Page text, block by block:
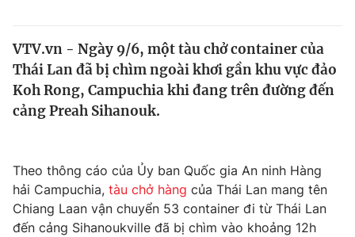
Y tế
Thế giới
Tin tức
Câu chuyện quốc tế
Tài chính
Thị trường
Góc doanh nghiệp
Dữ liệu và đời sống
Truyền hình
VTV.vn - Ngày 9/6, một tàu chở container của
Thái Lan đã bị chìm ngoài khơi gần khu vực đảo
Koh Rong, Campuchia khi đang trên đường đến
cảng Preah Sihanouk.
Theo thông cáo của Ủy ban Quốc gia An ninh Hàng
hải Campuchia, tàu chở hàng của Thái Lan mang tên
Chiang Laan vận chuyển 53 container đi từ Thái Lan
đến cảng Sihanoukville đã bị chìm vào khoảng 12h